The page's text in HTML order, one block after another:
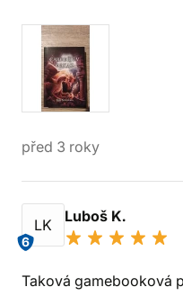
před 3 roky
LK
6
Luboš K.
Taková gamebooková